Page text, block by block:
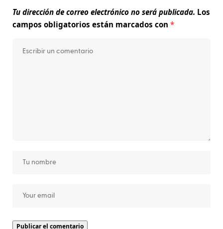
Tu dirección de correo electrónico no será publicada. Los
campos obligatorios están marcados con *